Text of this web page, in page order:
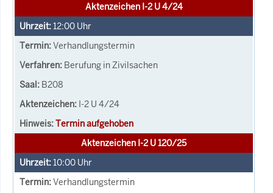
Aktenzeichen I-2 U 4/24
12:00 Uhr
Verhandlungstermin
Berufung in Zivilsachen
B208
I-2 U 4/24
Termin aufgehoben
Aktenzeichen I-2 U 120/25
10:00 Uhr
Verhandlungstermin